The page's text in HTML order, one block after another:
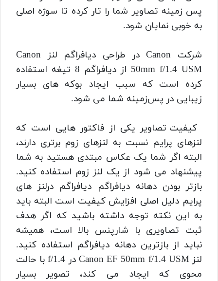
پس‌ زمینه تصاویر شما را تار کرده تا سوژه اصلی
به خوبی نمایان شود.
شرکت Canon در طراحی دیافراگم لنز Canon
50mm f/1.4 USM از دیافراگم 8 تیغه استفاده
کرده است که سبب ایجاد بوکه‌ های بسیار
زیبایی در پس‌‌زمینه شما می شود.
کیفیت تصاویر یکی از فاکتور هایی است که
لنزهای پرایم نسبت به لنزهای زوم برتری دارند،
البته اگر شما یک عکاس مبتدی هستید به شما
پیشنهاد می شود از یک لنز زوم استفاده کنید.
بازتر بودن دهانه دیافراگم دیافراگم درلنز های
پرایم دلیل اصلی افزایش کیفیت است البته باید
به این نکته توجه داشته باشید که اگر هدف
ثبت تصاویری با شارپنس بالا است، همیشه
نباید از بازترین دهانه دیافراگم استفاده کنید.
لنز Canon EF 50mm f/1.4 USM در f/1.4 با حالت
محوی که ایجاد می کند، تصویر بسیار